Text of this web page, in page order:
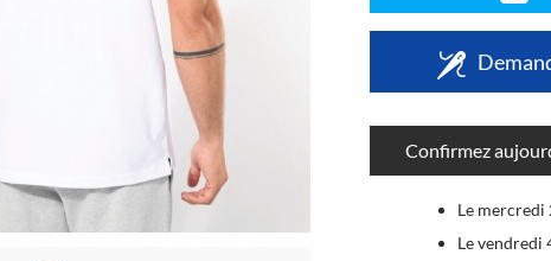
Confirmez
Le mercredi
Le vendredi